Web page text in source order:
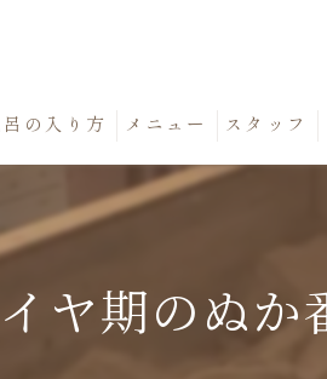
の入り方 メニュー スタッフ
ヤ期のぬか